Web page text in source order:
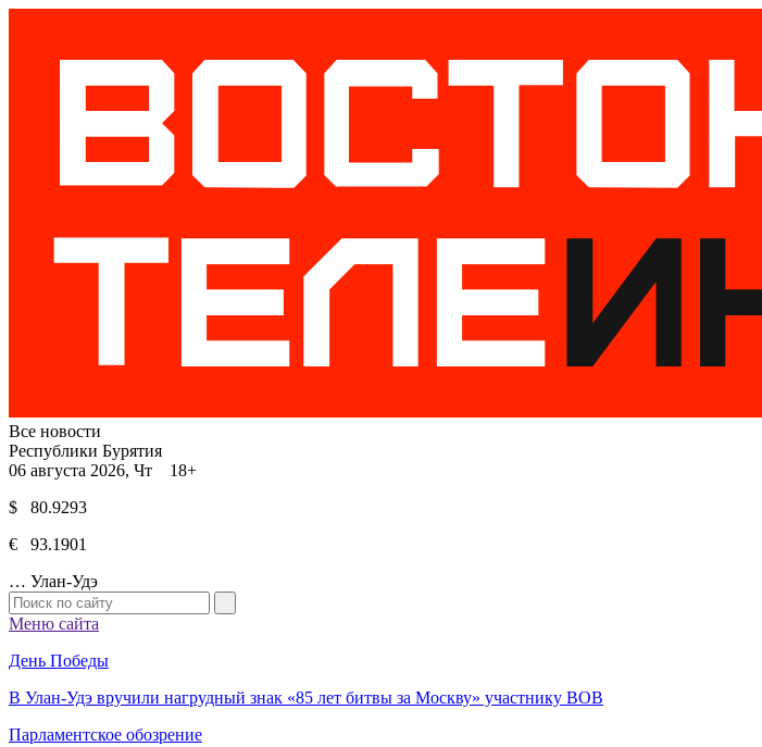
Все новости
Республики Бурятия
06 августа 2026, Чт 18+
$ 80.9293
€ 93.1901
… Улан-Удэ
Меню сайта
День Победы
В Улан-Удэ вручили нагрудный знак «85 лет битвы за Москву» участнику ВОВ
Парламентское обозрение